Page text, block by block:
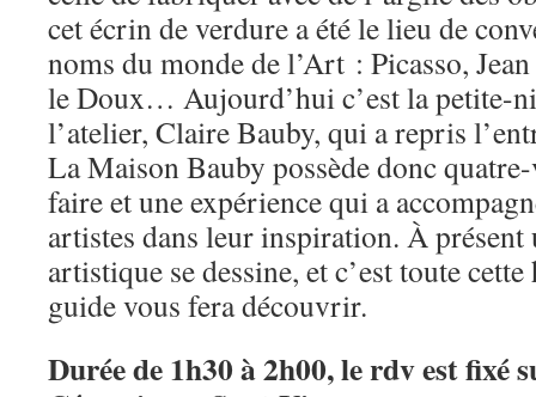
cet écrin de verdure a été le lieu de
noms du monde de l’Art : Picasso,
le Doux… Aujourd’hui c’est la petite-
l’atelier, Claire Bauby, qui a repris
La Maison Bauby possède donc
faire et une expérience qui a
artistes dans leur inspiration. À
artistique se dessine, et c’est toute
guide vous fera découvrir.
Durée de 1h30 à 2h00, le rdv est fixé